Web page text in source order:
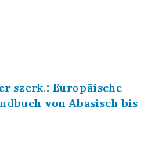
szerk.: Europäische
von Abasisch bis